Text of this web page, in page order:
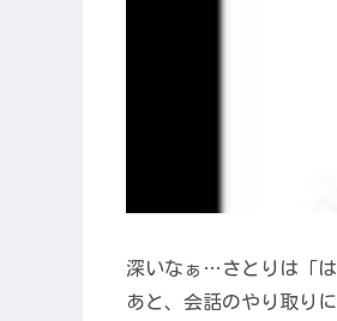
深いなぁ…さとりは「
あと、会話のやり取り